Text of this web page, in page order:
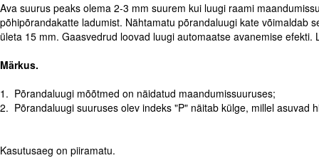
Ava suurus peaks olema 2-3 mm suurem kui luugi raami
põhipõrandakatte ladumist. Nähtamatu põrandaluugi kate võimaldab
ületa 15 mm. Gaasvedrud loovad luugi automaatse avanemise
Märkus.
1. Põrandaluugi mõõtmed on näidatud maandumissuuruses;
2. Põrandaluugi suuruses olev indeks "P" näitab külge, millel asuvad
Kasutusaeg on piiramatu.